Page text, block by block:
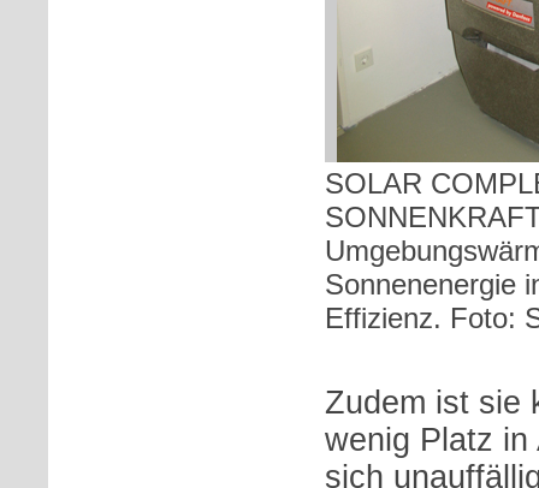
SOLAR
Sonnenenergie
Effizienz. Foto:
Zudem ist sie
wenig Platz in
sich